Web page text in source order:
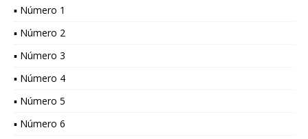
▪ Número 1
▪ Número 2
▪ Número 3
▪ Número 4
▪ Número 5
▪ Número 6